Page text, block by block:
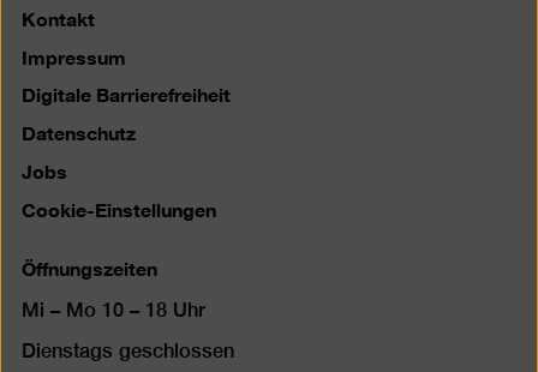
Kontakt
Impressum
Digitale Barrierefreiheit
Datenschutz
Jobs
Cookie-Einstellungen
Öffnungszeiten
Mi – Mo 10 – 18 Uhr
Dienstags geschlossen